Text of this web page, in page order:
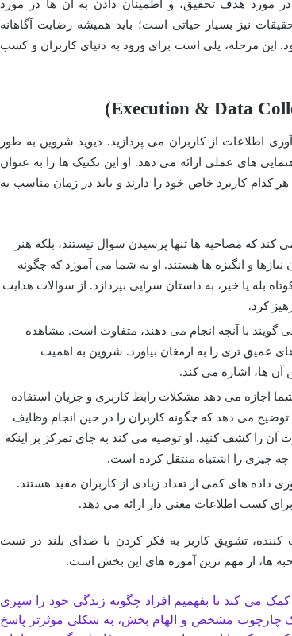
مورد هدف تحقیق، و اطمینان دادن به آن ها در مورد
نیز بسیار حیاتی است؛ باید همیشه رضایت آگاهانه
مرحله، پلی است برای ورود به دنیای کاربران و کسب
اطلاعات از کاربران می پردازید. دیوید شروین به طور
های عملی ارائه می دهد. او این تکنیک ها را به عنوان
کدام کاربرد خاص خود را دارند و باید در زمان مناسب به
کند که مصاحبه ها تنها پرسیدن سوال نیستند، بلکه هنر
و انگیزه ها هستند. او به شما می آموزد که چگونه
بله یا خیر، به داستان سرایی بپردازد. از سوالات هدایت
کرد.
گویند با آنچه انجام می دهند، متفاوت است. مشاهده
عمیق تری را به ارمغان بیاورد. شروین به اهمیت
آن ها، اشاره می کند.
شما اجازه می دهد مشکلات رابط کاربری و جریان استفاده
می دهد که چگونه کاربران را در حین انجام وظایف
را کشف کنید. او توصیه می کند به جای تمرکز بر اینکه
چه چیزی را اشتباه منتقل کرده است.
داده های کمی از تعداد زیادی از کاربران مفید هستند.
کسب اطلاعات معنی دار ارائه می دهد.
تشویق کاربر به فکر کردن با صدای بلند در تست
ها، از مهم ترین آموزه های این بخش است.
می کند تا بفهمیم افراد چگونه زندگی خود را سپری
یک چارچوب مشخص و الهام بخش، به شکلی موثرتر پاسخ